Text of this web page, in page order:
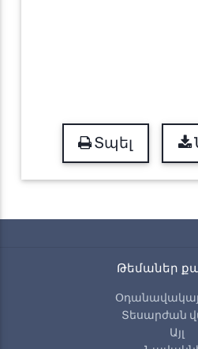
Տպել
Թեմաներ
Տեսարժան
Այլ